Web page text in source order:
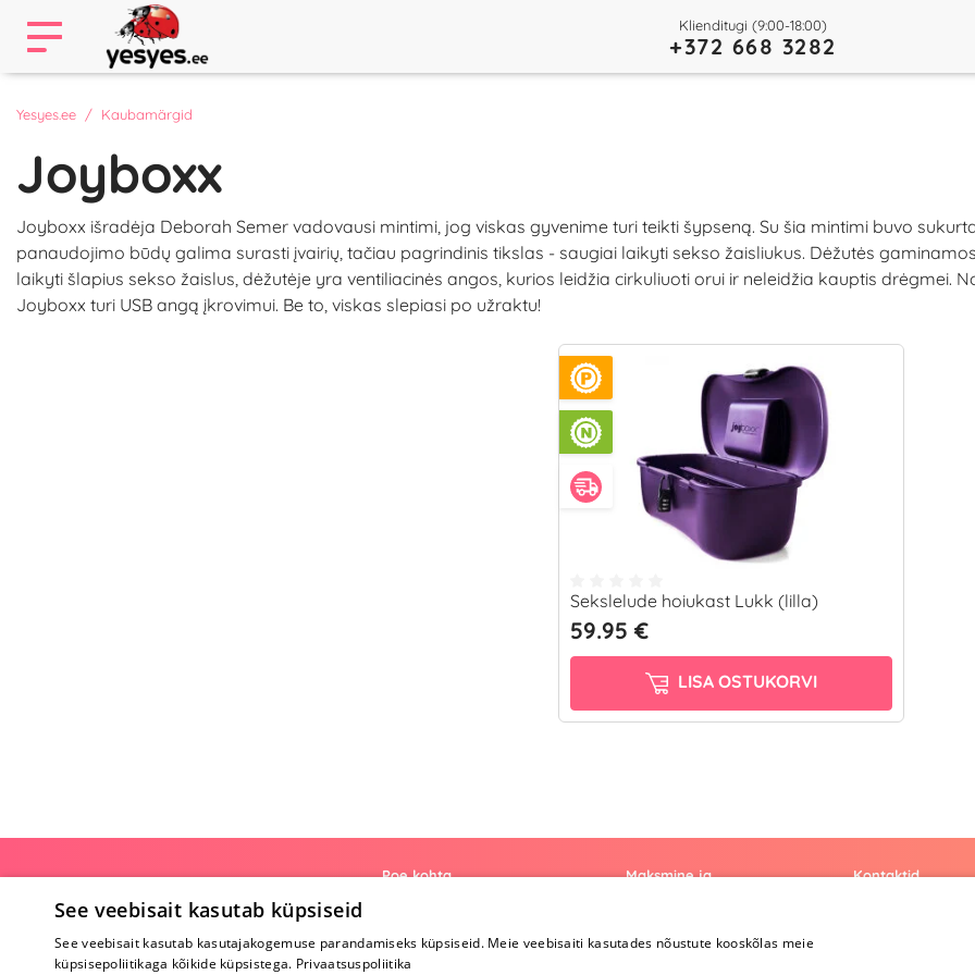
Klienditugi (9:00-18:00)
+372 668 3282
Yesyes.ee Kaubamärgid
Joyboxx
Joyboxx išradėja Deborah Semer vadovausi mintimi, jog viskas gyvenime turi teikti šypseną. Su šia mintimi buvo
panaudojimo būdų galima surasti įvairių, tačiau pagrindinis tikslas - saugiai laikyti sekso žaisliukus. Dėžutės
laikyti šlapius sekso žaislus, dėžutėje yra ventiliacinės angos, kurios leidžia cirkuliuoti orui ir neleidžia kauptis drėgmei.
Joyboxx turi USB angą įkrovimui. Be to, viskas slepiasi po užraktu!
Sekslelude hoiukast Lukk (lilla)
59.95 €
LISA OSTUKORVI
Poe kohta
Koostöö
Tagasiside
Maksmine ja
Maksmine ja
Kontaktid
See veebisait kasutab küpsiseid
See veebisait kasutab kasutajakogemuse parandamiseks küpsiseid. Meie veebisaiti kasutades nõustute kooskõlas meie
küpsisepoliitikaga kõikide küpsistega. Privaatsuspoliitika